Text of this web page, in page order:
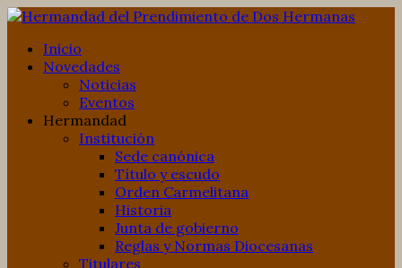
Inicio
Novedades
Noticias
Eventos
Hermandad
Institución
Sede canónica
Título y escudo
Orden Carmelitana
Historia
Junta de gobierno
Reglas y Normas Diocesanas
Titulares